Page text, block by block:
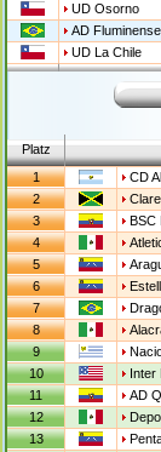
UD Osorno
AD Fluminense
UD La Chile
Platz
1
CD
2
3
BSC
4
5
6
7
8
9
10
Inter
11
AD
12
13